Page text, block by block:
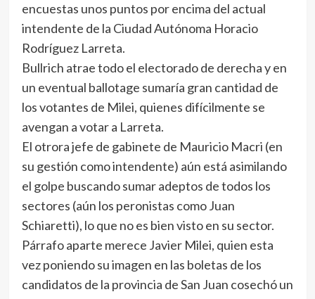
encuestas unos puntos por encima del actual
intendente de la Ciudad Autónoma Horacio
Rodríguez Larreta.
Bullrich atrae todo el electorado de derecha y en
un eventual ballotage sumaría gran cantidad de
los votantes de Milei, quienes difícilmente se
avengan a votar a Larreta.
El otrora jefe de gabinete de Mauricio Macri (en
su gestión como intendente) aún está asimilando
el golpe buscando sumar adeptos de todos los
sectores (aún los peronistas como Juan
Schiaretti), lo que no es bien visto en su sector.
Párrafo aparte merece Javier Milei, quien esta
vez poniendo su imagen en las boletas de los
candidatos de la provincia de San Juan cosechó un